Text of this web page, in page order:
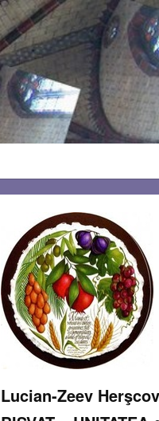
Lucian-Zeev